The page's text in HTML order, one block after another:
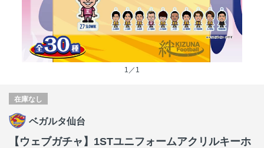
1／1
在庫なし
ベガルタ仙台
【ウェブガチャ】1STユニフォームアクリルキーホ